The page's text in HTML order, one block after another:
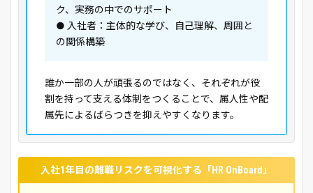
ク、実務の中でのサポート
● 入社者：主体的な学び、自己理解、周囲と
の関係構築
誰か一部の人が頑張るのではなく、それぞれが役
割を持って支える体制をつくることで、属人性や配
属先によるばらつきを抑えやすくなります。
入社1年目の離職リスクを可視化する「HR OnBoard」